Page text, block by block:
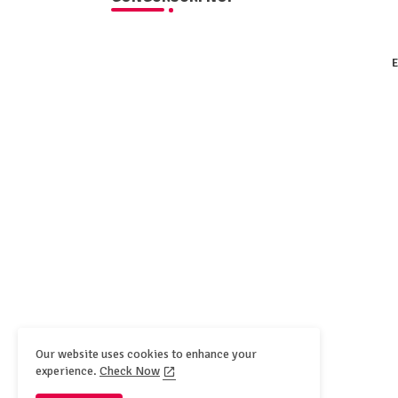
Our website uses cookies to enhance your
experience. Check Now